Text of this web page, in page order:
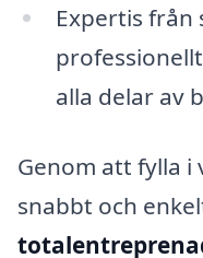
Expertis från
alla delar av
Genom att fylla
snabbt och